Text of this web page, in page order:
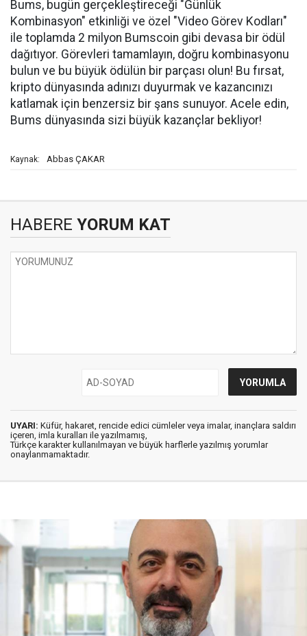
Bums, bugün gerçekleştireceği "Günlük
Kombinasyon" etkinliği ve özel "Video Görev Kodları"
ile toplamda 2 milyon Bumscoin gibi devasa bir ödül
dağıtıyor. Görevleri tamamlayın, doğru kombinasyonu
bulun ve bu büyük ödülün bir parçası olun! Bu fırsat,
kripto dünyasında adınızı duyurmak ve kazancınızı
katlamak için benzersiz bir şans sunuyor. Acele edin,
Bums dünyasında sizi büyük kazançlar bekliyor!
Kaynak: Abbas ÇAKAR
HABERE YORUM KAT
UYARI: Küfür, hakaret, rencide edici cümleler veya imalar, inançlara saldırı
içeren, imla kuralları ile yazılmamış,
Türkçe karakter kullanılmayan ve büyük harflerle yazılmış yorumlar
onaylanmamaktadır.